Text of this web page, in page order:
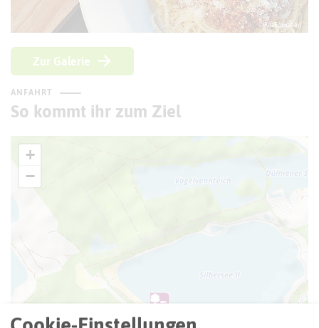
© RitaE (pixabay)
Zur Galerie
ANFAHRT
So kommt ihr zum Ziel
+
−